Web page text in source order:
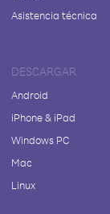
Asistencia técnica
DESCARGAR
Android
iPhone & iPad
Windows PC
Mac
Linux